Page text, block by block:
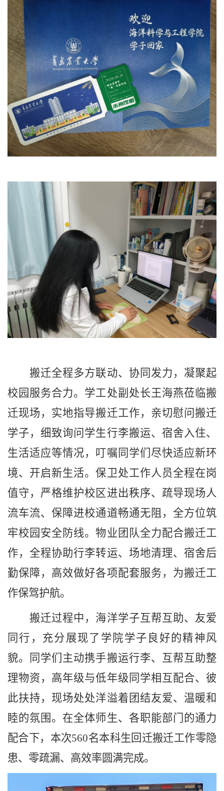
搬迁全程多方联动、协同发力，凝聚起
校园服务合力。学工处副处长王海燕莅临搬
迁现场，实地指导搬迁工作，亲切慰问搬迁
学子，细致询问学生行李搬运、宿舍入住、
生活适应等情况，叮嘱同学们尽快适应新环
境、开启新生活。保卫处工作人员全程在岗
值守，严格维护校区进出秩序、疏导现场人
流车流、保障进校通道畅通无阻，全方位筑
牢校园安全防线。物业团队全力配合搬迁工
作，全程协助行李转运、场地清理、宿舍后
勤保障，高效做好各项配套服务，为搬迁工
作保驾护航。
搬迁过程中，海洋学子互帮互助、友爱
同行，充分展现了学院学子良好的精神风
貌。同学们主动携手搬运行李、互帮互助整
理物资，高年级与低年级同学相互配合、彼
此扶持，现场处处洋溢着团结友爱、温暖和
睦的氛围。在全体师生、各职能部门的通力
配合下，本次560名本科生回迁搬迁工作零隐
患、零疏漏、高效率圆满完成。